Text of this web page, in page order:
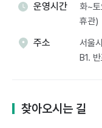
운영시간
화~
휴관)
주소
서울
B1.
찾아오시는 길